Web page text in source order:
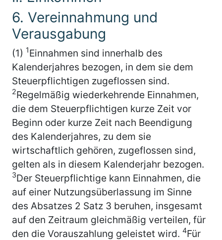
6. Vereinnahmung und
Verausgabung
(1) 1Einnahmen sind innerhalb des
Kalenderjahres bezogen, in dem sie dem
Steuerpflichtigen zugeflossen sind.
2Regelmäßig wiederkehrende Einnahmen,
die dem Steuerpflichtigen kurze Zeit vor
Beginn oder kurze Zeit nach Beendigung
des Kalenderjahres, zu dem sie
wirtschaftlich gehören, zugeflossen sind,
gelten als in diesem Kalenderjahr bezogen.
3Der Steuerpflichtige kann Einnahmen, die
auf einer Nutzungsüberlassung im Sinne
des Absatzes 2 Satz 3 beruhen, insgesamt
auf den Zeitraum gleichmäßig verteilen, für
den die Vorauszahlung geleistet wird. 4Für